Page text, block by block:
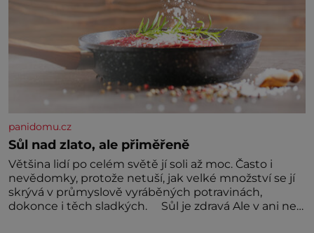
panidomu.cz
Sůl nad zlato, ale přiměřeně
Většina lidí po celém světě jí soli až moc. Často i
nevědomky, protože netuší, jak velké množství se jí
skrývá v průmyslově vyráběných potravinách,
dokonce i těch sladkých. Sůl je zdravá Ale v ani ne